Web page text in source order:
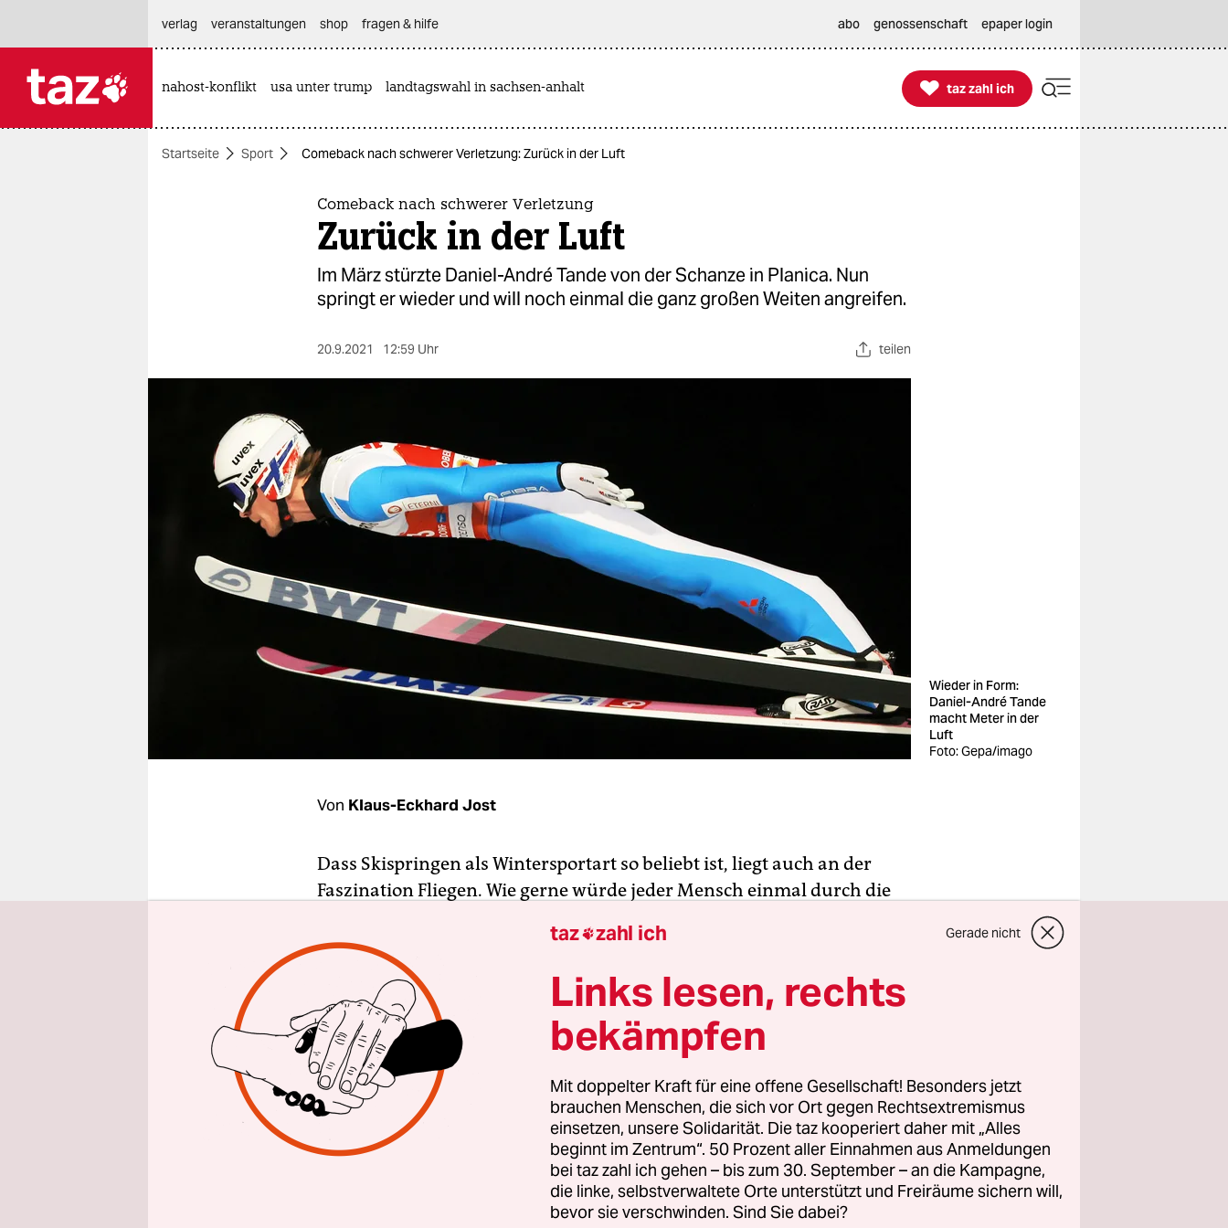
themen
wahrheit
verlag
veranstaltungen
verlag
veranstaltungen shop fragen & hilfe abo genossenschaft epaper login
nahost-konflikt usa unter trump landtagswahl in sachsen-anhalt 
taz zahl ich
taz zahl ich
Startseite Sport Comeback nach schwerer Verletzung: Zurück in der Luft
Comeback nach schwerer Verletzung
Zurück in der Luft
Im März stürzte Daniel-André Tande von der Schanze in Planica. Nun
springt er wieder und will noch einmal die ganz großen Weiten angreifen.
20.9.2021 12:59 Uhr teilen
Wieder in Form:
Daniel-André Tande
macht Meter in der
Luft
Foto: Gepa/imago
Von Klaus-Eckhard Jost
Dass Skispringen als Wintersportart so beliebt ist, liegt auch an der
Faszination Fliegen. Wie gerne würde jeder Mensch einmal durch die
kann. 2018 wurde der Norweger auf der riesigen Heini-Klopfer-
Schanze in Oberstdorf Skiflug-Weltmeister. Auch am 25. März dieses
Jahres wollte der 27-Jährige bei einem Probesprung auf der
Skiflugschanze in Planica wieder elegant zu Tal schweben. Doch kurz
nach dem Absprung verlor er die Kontrolle über seine Ski, knallte
bereits bei 78 Metern auf den Vorbau und rutschte stattdessen
regungslos den Hang hinunter.
Er zog sich einen Schlüsselbeinbruch zu, die Lunge musste punktiert
werden. Weil die Ärzte auch vier Hirnblutungen festgestellt hatten,
wurde er mehrere Tage in ein künstliches Koma versetzt. „Meine
taz zahl ich Gerade nicht
Links lesen, rechts
bekämpfen
Mit doppelter Kraft für eine offene Gesellschaft! Besonders jetzt
brauchen Menschen, die sich vor Ort gegen Rechtsextremismus
einsetzen, unsere Solidarität. Die taz kooperiert daher mit „Alles
beginnt im Zentrum“. 50 Prozent aller Einnahmen aus Anmeldungen
bei taz zahl ich gehen – bis zum 30. September – an die Kampagne,
die linke, selbstverwaltete Orte unterstützt und Freiräume sichern will,
bevor sie verschwinden. Sind Sie dabei?